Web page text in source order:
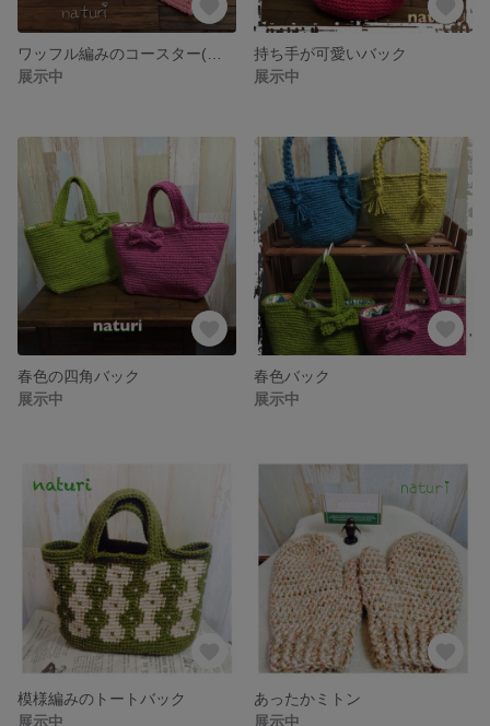
展示中
持ち手が可愛いバック
展示中
春色の四角バック
展示中
春色バック
展示中
模様編みのトートバック
展示中
あったかミトン
展示中